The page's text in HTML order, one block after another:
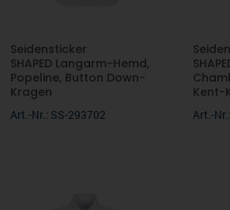
Seidensticker
SHAPED Langarm-Hemd,
Popeline, Button Down-
Kragen
Art.-Nr.: SS-293702
Kent-
Art.-